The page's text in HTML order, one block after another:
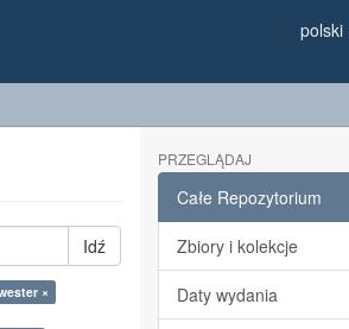
polski
Idź
×
PRZEGLĄDAJ
Całe Repozytorium
Zbiory i kolekcje
Daty wydania